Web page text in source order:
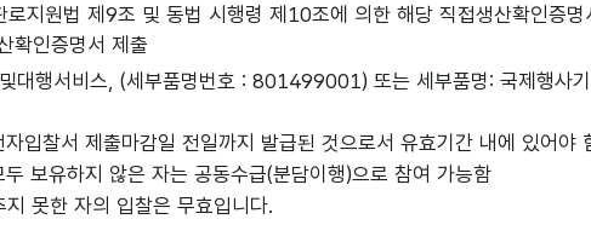
로지원법 제9조 및 동법 시행령 제10조에 의한 해당 직접생산확인증
확인증명서 제출
대행서비스, (세부품명번호 : 801499001) 또는 세부품명: 국제행사
입찰서 제출마감일 전일까지 발급된 것으로서 유효기간 내에 있어야
보유하지 않은 자는 공동수급(분담이행)으로 참여 가능함
못한 자의 입찰은 무효입니다.